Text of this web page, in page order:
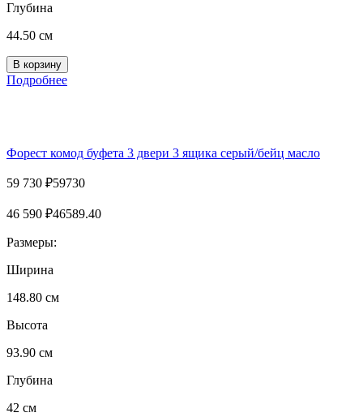
Глубина
44.50 см
Подробнее
Форест комод буфета 3 двери 3 ящика серый/бейц масло
59 730 ₽59730
46 590 ₽46589.40
Размеры:
Ширина
148.80 см
Высота
93.90 см
Глубина
42 см